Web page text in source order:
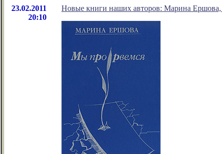
23.02.2011
20:10
Новые книги наших авторов: Марина